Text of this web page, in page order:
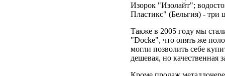
Изорок "Изолайт";
Пластикс" (Бельгия) - три
Также в 2005 году мы
"Docke", что опять же
могли позволить себе
дешевая, но качественная